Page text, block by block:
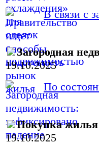
В связи с
Загородная
19.10.2025
По
Покупка жилья
19.10.2025